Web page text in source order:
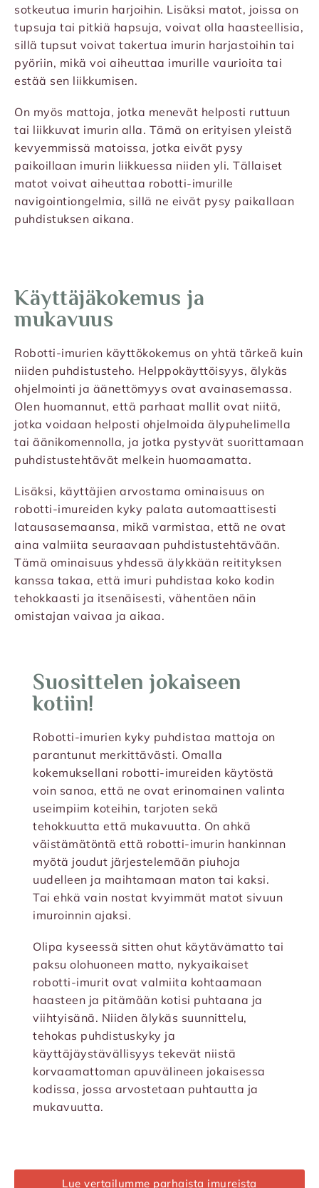
sotkeutua imurin harjoihin. Lisäksi matot, joissa on
tupsuja tai pitkiä hapsuja, voivat olla haasteellisia,
sillä tupsut voivat takertua imurin harjastoihin tai
pyöriin, mikä voi aiheuttaa imurille vaurioita tai
estää sen liikkumisen.
On myös mattoja, jotka menevät helposti ruttuun
tai liikkuvat imurin alla. Tämä on erityisen yleistä
kevyemmissä matoissa, jotka eivät pysy
paikoillaan imurin liikkuessa niiden yli. Tällaiset
matot voivat aiheuttaa robotti-imurille
navigointiongelmia, sillä ne eivät pysy paikallaan
puhdistuksen aikana.
Käyttäjäkokemus ja
mukavuus
Robotti-imurien käyttökokemus on yhtä tärkeä kuin
niiden puhdistusteho. Helppokäyttöisyys, älykäs
ohjelmointi ja äänettömyys ovat avainasemassa.
Olen huomannut, että parhaat mallit ovat niitä,
jotka voidaan helposti ohjelmoida älypuhelimella
tai äänikomennolla, ja jotka pystyvät suorittamaan
puhdistustehtävät melkein huomaamatta.
Lisäksi, käyttäjien arvostama ominaisuus on
robotti-imureiden kyky palata automaattisesti
latausasemaansa, mikä varmistaa, että ne ovat
aina valmiita seuraavaan puhdistustehtävään.
Tämä ominaisuus yhdessä älykkään reitityksen
kanssa takaa, että imuri puhdistaa koko kodin
tehokkaasti ja itsenäisesti, vähentäen näin
omistajan vaivaa ja aikaa.
Suosittelen jokaiseen
kotiin!
Robotti-imurien kyky puhdistaa mattoja on
parantunut merkittävästi. Omalla
kokemuksellani robotti-imureiden käytöstä
voin sanoa, että ne ovat erinomainen valinta
useimpiim koteihin, tarjoten sekä
tehokkuutta että mukavuutta. On ahkä
väistämätöntä että robotti-imurin hankinnan
myötä joudut järjestelemään piuhoja
uudelleen ja maihtamaan maton tai kaksi.
Tai ehkä vain nostat kvyimmät matot sivuun
imuroinnin ajaksi.
Olipa kyseessä sitten ohut käytävämatto tai
paksu olohuoneen matto, nykyaikaiset
robotti-imurit ovat valmiita kohtaamaan
haasteen ja pitämään kotisi puhtaana ja
viihtyisänä. Niiden älykäs suunnittelu,
tehokas puhdistuskyky ja
käyttäjäystävällisyys tekevät niistä
korvaamattoman apuvälineen jokaisessa
kodissa, jossa arvostetaan puhtautta ja
mukavuutta.
Lue vertailumme parhaista imureista